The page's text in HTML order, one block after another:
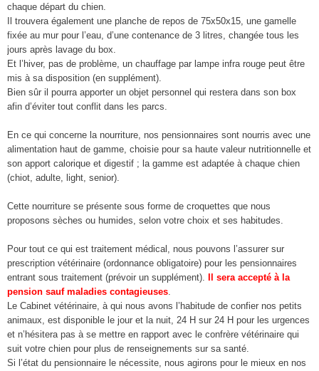
chaque départ du chien.
Il trouvera également une planche de repos de 75x50x15, une gamelle
fixée au mur pour l’eau, d’une contenance de 3 litres, changée tous les
jours après lavage du box.
Et l’hiver, pas de problème, un chauffage par lampe infra rouge peut être
mis à sa disposition (en supplément).
Bien sûr il pourra apporter un objet personnel qui restera dans son box
afin d’éviter tout conflit dans les parcs.
En ce qui concerne la nourriture, nos pensionnaires sont nourris avec une
alimentation haut de gamme, choisie pour sa haute valeur nutritionnelle et
son apport calorique et digestif ; la gamme est adaptée à chaque chien
(chiot, adulte, light, senior).
Cette nourriture se présente sous forme de croquettes que nous
proposons sèches ou humides, selon votre choix et ses habitudes.
Pour tout ce qui est traitement médical, nous pouvons l’assurer sur
prescription vétérinaire (ordonnance obligatoire) pour les pensionnaires
entrant sous traitement (prévoir un supplément).
Il sera accepté à la
pension sauf maladies contagieuses.
Le Cabinet vétérinaire, à qui nous avons l’habitude de confier nos petits
animaux, est disponible le jour et la nuit, 24 H sur 24 H pour les urgences
et n’hésitera pas à se mettre en rapport avec le confrère vétérinaire qui
suit votre chien pour plus de renseignements sur sa santé.
Si l’état du pensionnaire le nécessite, nous agirons pour le mieux en nos